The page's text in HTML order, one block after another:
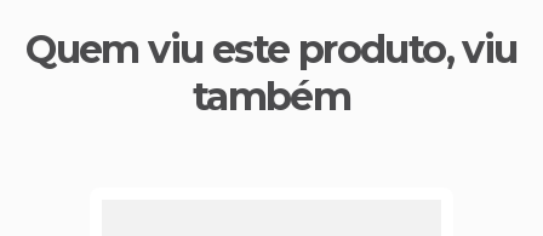
Quem viu este produto, viu
também